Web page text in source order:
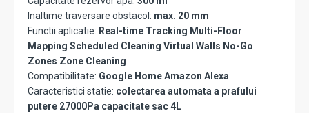
Inaltime traversare obstacol: max. 20 mm
Functii aplicatie: Real-time Tracking Multi-Floor
Mapping Scheduled Cleaning Virtual Walls No-Go
Zones Zone Cleaning
Compatibilitate: Google Home Amazon Alexa
Caracteristici statie: colectarea automata a prafului
putere 27000Pa capacitate sac 4L